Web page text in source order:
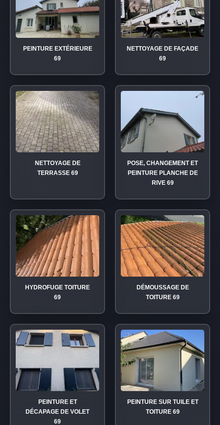
PEINTURE EXTÉRIEURE
69
NETTOYAGE DE FAÇADE
69
NETTOYAGE DE
TERRASSE 69
POSE, CHANGEMENT ET
PEINTURE PLANCHE DE
RIVE 69
HYDROFUGE TOITURE
69
DÉMOUSSAGE DE
TOITURE 69
PEINTURE ET
DÉCAPAGE DE VOLET
69
PEINTURE SUR TUILE ET
TOITURE 69